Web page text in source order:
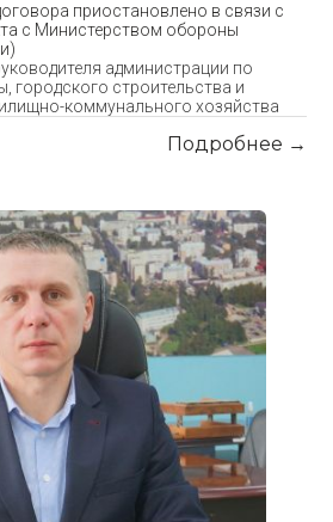
приостановлено в связи с
с Министерством обороны
администрации по
городского строительства и
коммунального хозяйства
Подробнее →